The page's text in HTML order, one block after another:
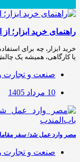
راهنمای خرید ابزار؛
خرید ابزار، چه برای
یا کارگاهی، همیشه یک
صنعت و تجارت
10 مرداد 1405
مصر وارد عمل شد/ سفر
صنعت و تجارت